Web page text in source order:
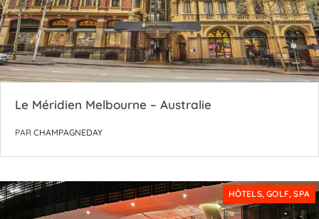
Le Méridien Melbourne – Australie
PAR CHAMPAGNEDAY
HÔTELS, GOLF, SPA